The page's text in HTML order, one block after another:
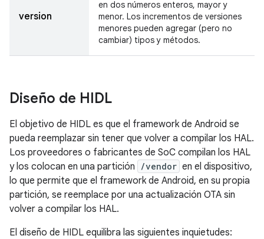
version
en dos números enteros, mayor y
menor. Los incrementos de versiones
menores pueden agregar (pero no
cambiar) tipos y métodos.
Diseño de HIDL
El objetivo de HIDL es que el framework de Android se
pueda reemplazar sin tener que volver a compilar los HAL.
Los proveedores o fabricantes de SoC compilan los HAL
y los colocan en una partición
/vendor en el dispositivo,
lo que permite que el framework de Android, en su propia
partición, se reemplace por una actualización OTA sin
volver a compilar los HAL.
El diseño de HIDL equilibra las siguientes inquietudes: